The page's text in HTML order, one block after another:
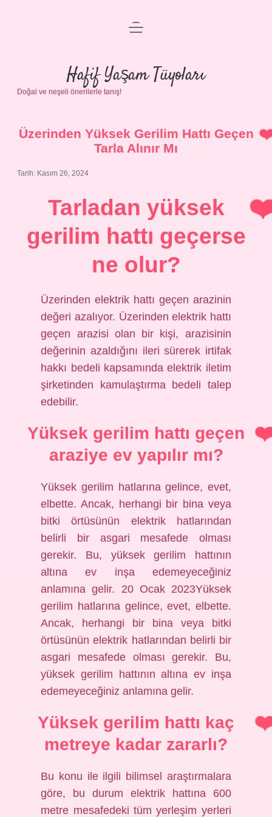
Anasayfa
Gizlilik Politikası
Yasal Uyarı
menüyü
Hafif Yaşam Tüyoları
Doğal ve neşeli önerilerle tanış!
Üzerinden Yüksek Gerilim Hattı Geçen
Tarla Alınır Mı
Tarih: Kasım 26, 2024
Tarladan yüksek
gerilim hattı geçerse
ne olur?
Üzerinden elektrik hattı geçen arazinin
değeri azalıyor. Üzerinden elektrik hattı
geçen arazisi olan bir kişi, arazisinin
değerinin azaldığını ileri sürerek irtifak
hakkı bedeli kapsamında elektrik iletim
şirketinden kamulaştırma bedeli talep
edebilir.
Yüksek gerilim hattı geçen
araziye ev yapılır mı?
Yüksek gerilim hatlarına gelince, evet,
elbette. Ancak, herhangi bir bina veya
bitki örtüsünün elektrik hatlarından
belirli bir asgari mesafede olması
gerekir. Bu, yüksek gerilim hattının
altına ev inşa edemeyeceğiniz
anlamına gelir. 20 Ocak 2023Yüksek
gerilim hatlarına gelince, evet, elbette.
Ancak, herhangi bir bina veya bitki
örtüsünün elektrik hatlarından belirli bir
asgari mesafede olması gerekir. Bu,
yüksek gerilim hattının altına ev inşa
edemeyeceğiniz anlamına gelir.
Yüksek gerilim hattı kaç
metreye kadar zararlı?
Bu konu ile ilgili bilimsel araştırmalara
göre, bu durum elektrik hattına 600
metre mesafedeki tüm yerleşim yerleri